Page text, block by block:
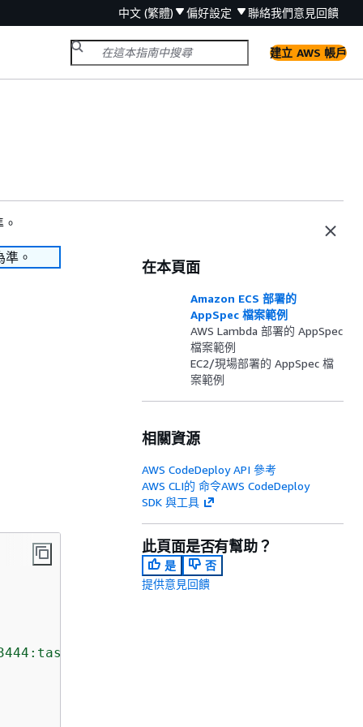
中文 (繁體) 偏好設定 聯絡我們意見回饋
建立 AWS 帳戶
。
definition/my-task-definition-
在本頁面
Amazon ECS 部署的
AppSpec 檔案範例
AWS Lambda 部署的 AppSpec
檔案範例
EC2/現場部署的 AppSpec 檔
案範例
相關資源
AWS CodeDeploy API 參考
AWS CLI的 命令AWS CodeDeploy
SDK 與工具
此頁面是否有幫助？
是
否
提供意見回饋